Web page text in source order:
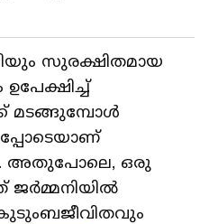
സുരക്ഷിതമായ
മടങ്ങുമ്പോൾ
അതുപോലെ, ഒരു
ജർമ്മനിയിൽ
കുടുംബജീവിതവും